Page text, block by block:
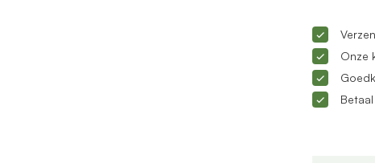
Onze